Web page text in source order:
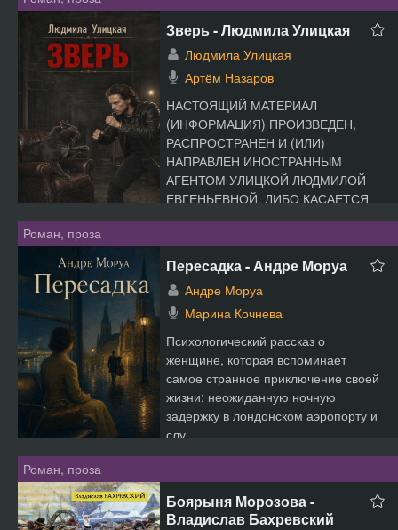
Зверь - Людмила Улицкая
Людмила Улицкая
Артём Назаров
НАСТОЯЩИЙ МАТЕРИАЛ
(ИНФОРМАЦИЯ) ПРОИЗВЕДЕН,
РАСПРОСТРАНЕН И (ИЛИ)
НАПРАВЛЕН ИНОСТРАННЫМ
АГЕНТОМ УЛИЦКОЙ ЛЮДМИЛОЙ
ЕВГЕНЬЕВНОЙ, ЛИБО КАСАЕТСЯ
ДЕЯТЕЛЬНОС...
Роман, проза
Пересадка - Андре Моруа
Андре Моруа
Марина Кочнева
Психологический рассказ о
женщине, которая вспоминает
самое странное приключение своей
жизни: неожиданную ночную
задержку в лондонском аэропорту и
слу...
Роман, проза
Боярыня Морозова -
Владислав Бахревский